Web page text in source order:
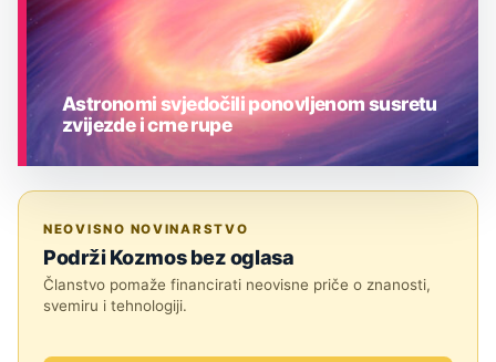
Astronomi svjedočili ponovljenom susretu
zvijezde i crne rupe
NEOVISNO NOVINARSTVO
Podrži Kozmos bez oglasa
Članstvo pomaže financirati neovisne priče o znanosti,
svemiru i tehnologiji.